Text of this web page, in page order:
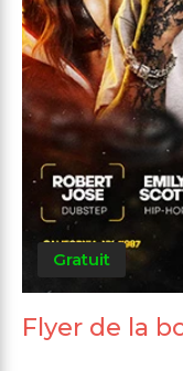
Gratuit
Flyer de la